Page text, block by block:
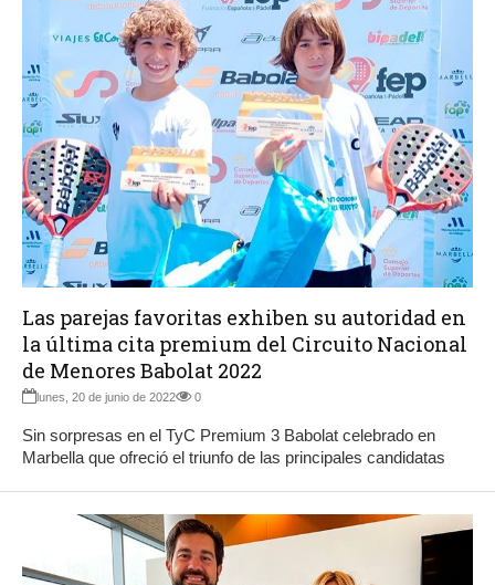
Las parejas favoritas exhiben su autoridad en
la última cita premium del Circuito Nacional
de Menores Babolat 2022
lunes, 20 de junio de 2022 0
Sin sorpresas en el TyC Premium 3 Babolat celebrado en
Marbella que ofreció el triunfo de las principales candidatas